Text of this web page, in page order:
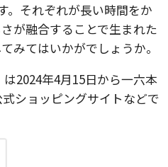
。それぞれが長い時間をか
が融合することで生まれた
みてはいかがでしょうか。
は2024年4月15日から一六本
ショッピングサイトなどで